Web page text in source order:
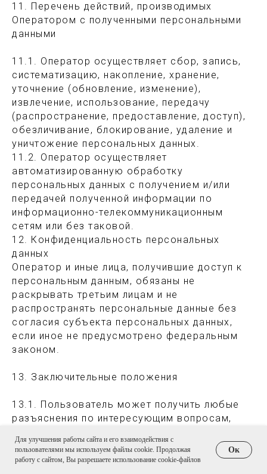
11. Перечень действий, производимых
Оператором с полученными персональными
данными
11.1. Оператор осуществляет сбор, запись,
систематизацию, накопление, хранение,
уточнение (обновление, изменение),
извлечение, использование, передачу
(распространение, предоставление, доступ),
обезличивание, блокирование, удаление и
уничтожение персональных данных.
11.2. Оператор осуществляет
автоматизированную обработку
персональных данных с получением и/или
передачей полученной информации по
информационно-телекоммуникационным
сетям или без таковой.
12. Конфиденциальность персональных
данных
Оператор и иные лица, получившие доступ к
персональным данным, обязаны не
раскрывать третьим лицам и не
распространять персональные данные без
согласия субъекта персональных данных,
если иное не предусмотрено федеральным
законом.
13. Заключительные положения
13.1. Пользователь может получить любые
разъяснения по интересующим вопросам,
данных, обратившись к Оператору с
помощью электронной почты
Для улучшения работы сайта и его взаимодействия с
пользователями мы используем файлы cookie. Продолжая
работу с сайтом, Вы разрешаете использование cookie-файлов
Ок